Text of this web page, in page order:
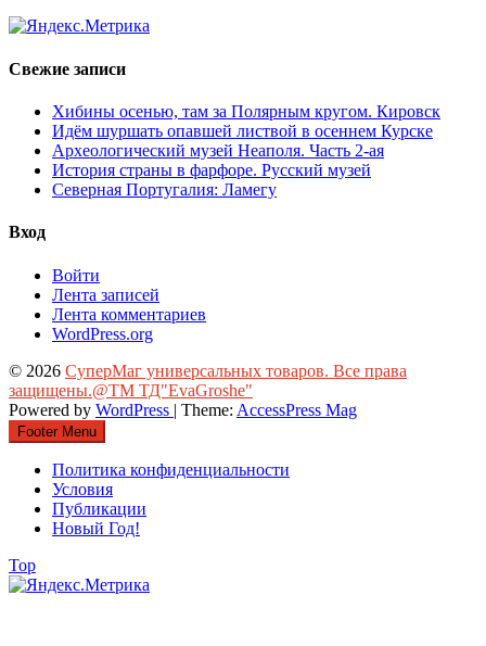
Свежие записи
Хибины осенью, там за Полярным кругом. Кировск
Идём шуршать опавшей листвой в осеннем Курске
Археологический музей Неаполя. Часть 2-ая
История страны в фарфоре. Русский музей
Северная Португалия: Ламегу
Вход
Войти
Лента записей
Лента комментариев
WordPress.org
© 2026 СуперМаг универсальных товаров. Все права
защищены.@ТМ ТД"EvaGroshe"
Powered by WordPress | Theme: AccessPress Mag
Footer Menu
Политика конфиденциальности
Условия
Публикации
Новый Год!
Top